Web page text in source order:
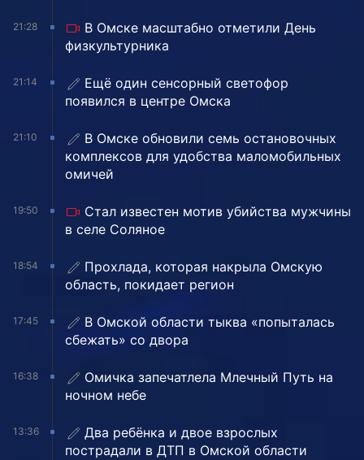
21:28
В Омске масштабно отметили День
физкультурника
21:14
Ещё один сенсорный светофор
появился в центре Омска
21:10
В Омске обновили семь остановочных
комплексов для удобства маломобильных
омичей
19:50
Стал известен мотив убийства мужчины
в селе Соляное
18:54
Прохлада, которая накрыла Омскую
область, покидает регион
17:45
В Омской области тыква «попыталась
сбежать» со двора
16:38
Омичка запечатлела Млечный Путь на
ночном небе
13:36
Два ребёнка и двое взрослых
пострадали в ДТП в Омской области